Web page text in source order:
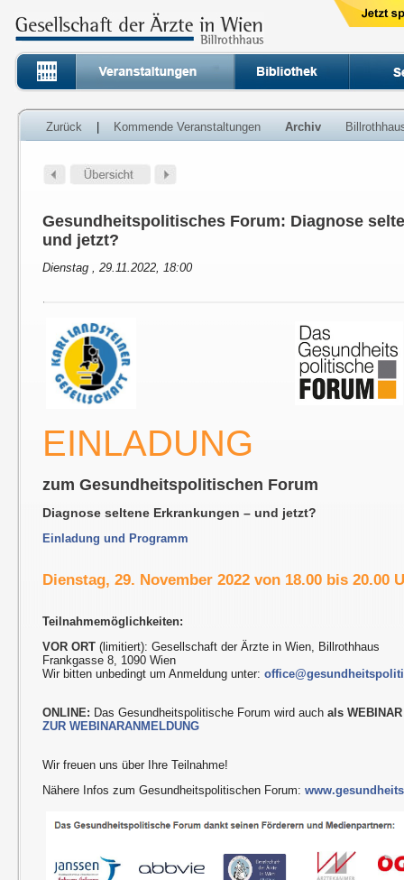
Zurück Kommende Veranstaltungen Archiv
Gesundheitspolitisches Forum: Diagnose
und jetzt?
Dienstag , 29.11.2022, 18:00
EINLADUNG
zum Gesundheitspolitischen Forum
Diagnose seltene Erkrankungen – und jetzt?
Einladung und Programm
Dienstag, 29. November 2022 von 18.00 bis 20.00
Teilnahmemöglichkeiten:
VOR ORT (limitiert): Gesellschaft der Ärzte in Wien, Billrothhaus
Frankgasse 8, 1090 Wien
Wir bitten unbedingt um Anmeldung unter:
ONLINE: Das Gesundheitspolitische Forum wird auch als WEBINAR
ZUR WEBINARANMELDUNG
Wir freuen uns über Ihre Teilnahme!
Nähere Infos zum Gesundheitspolitischen Forum: